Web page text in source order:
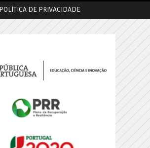
POLÍTICA DE PRIVACIDADE